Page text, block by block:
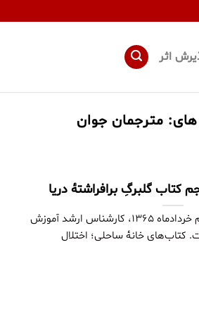
اثر
مترجمان جوان
کتاب گلبرگِ برافراشتۀ دریا
ماندانا قدیانی متولد سیزدهم خردادماه ۱۳۶۵، کارشناس ارشد آموزش